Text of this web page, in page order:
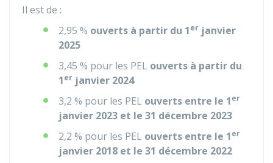
Il est de :
2,95 % ouverts à partir du 1er janvier
2025
3,45 % pour les PEL ouverts à partir du
1er janvier 2024
3,2 % pour les PEL ouverts entre le 1er
janvier 2023 et le 31 décembre 2023
2,2 % pour les PEL ouverts entre le 1er
janvier 2018 et le 31 décembre 2022